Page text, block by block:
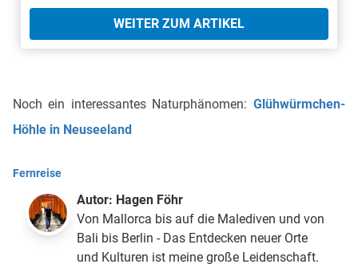
WEITER ZUM ARTIKEL
Noch ein interessantes Naturphänomen: Glühwürmchen-
Höhle in Neuseeland
Fernreise
Autor: Hagen Föhr
Von Mallorca bis auf die Malediven und von
Bali bis Berlin - Das Entdecken neuer Orte
und Kulturen ist meine große Leidenschaft.